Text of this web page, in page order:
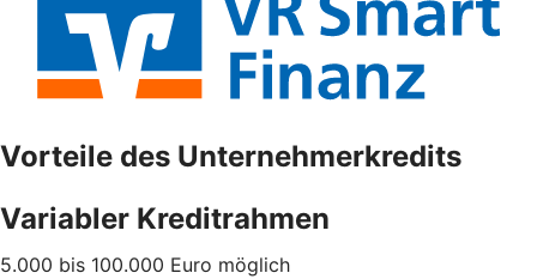
Vorteile des Unternehmerkredits
Variabler Kreditrahmen
5.000 bis 100.000 Euro möglich